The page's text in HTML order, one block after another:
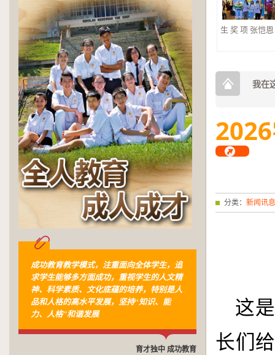
成功教育教学模式，注重面向全体学生，追
求学生能够多方面成功，重视学生的人文精
神、科学素质、文化底蕴的培养，特别是人
品和人格的高水平发展，坚持“知识、能
力、人格”和谐发展
育才独中 成功教育
2026年第三
奖
2026年第三届
我在
2026
分类： 新闻讯息
这
长们